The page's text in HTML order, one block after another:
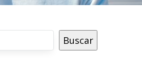
Buscar